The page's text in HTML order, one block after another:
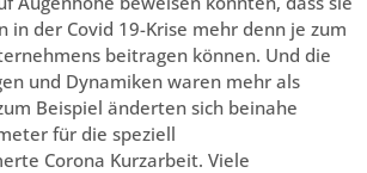
der Covid 19-Krise mehr denn je zum
beitragen können. Und die
und Dynamiken waren mehr als
Beispiel änderten sich beinahe
für die speziell
Corona Kurzarbeit. Viele